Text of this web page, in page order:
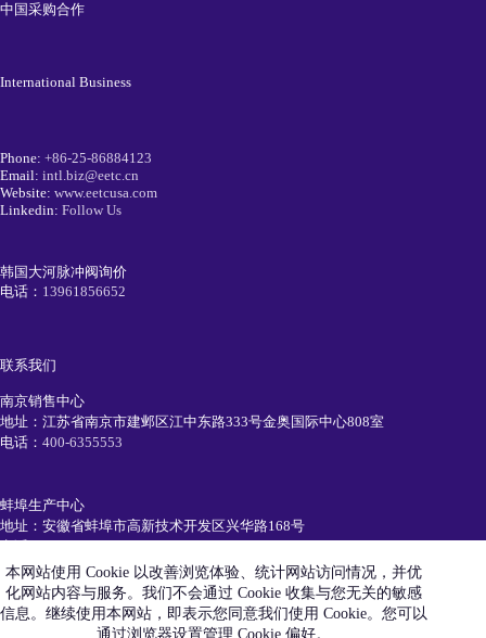
本网站使用 Cookie 以改善浏览体验、统计网站访问情况，并优
化网站内容与服务。我们不会通过 Cookie 收集与您无关的敏感
信息。继续使用本网站，即表示您同意我们使用 Cookie。您可以
通过浏览器设置管理 Cookie 偏好。
中国采购合作
International Business
Phone: +86-25-86884123
Email: intl.biz@eetc.cn
Website: www.eetcusa.com
Linkedin: Follow Us
韩国大河脉冲阀询价
电话： 13961856652
联系我们
南京销售中心
地址：江苏省南京市建邺区江中东路333号金奥国际中心808室
电话： 400-6355553
蚌埠生产中心
地址：安徽省蚌埠市高新技术开发区兴华路168号
简历投递
19105520550